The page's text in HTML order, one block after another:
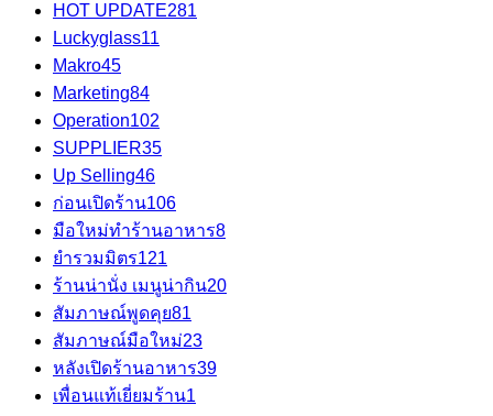
HOT UPDATE281
Luckyglass11
Makro45
Marketing84
Operation102
SUPPLIER35
Up Selling46
ก่อนเปิดร้าน106
มือใหม่ทำร้านอาหาร8
ยำรวมมิตร121
ร้านน่านั่ง เมนูน่ากิน20
สัมภาษณ์พูดคุย81
สัมภาษณ์มือใหม่23
หลังเปิดร้านอาหาร39
เพื่อนแท้เยี่ยมร้าน1